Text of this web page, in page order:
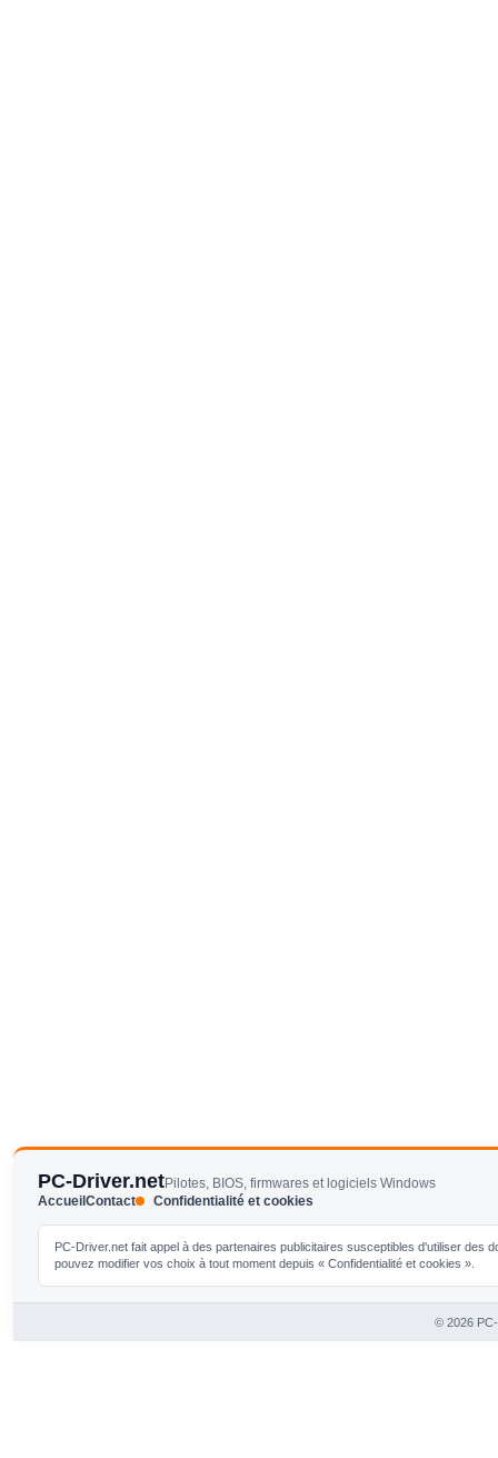
PC-Driver.netPilotes, BIOS, firmwares et logiciels Windows
AccueilContact Confidentialité et cookies
PC-Driver.net fait appel à des partenaires publicitaires susceptibles d'utiliser
pouvez modifier vos choix à tout moment depuis « Confidentialité et cookies ».
© 2026